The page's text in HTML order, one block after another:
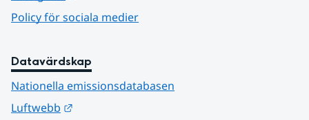
Policy för sociala medier
Datavärdskap
Nationella emissionsdatabasen
Luftwebb